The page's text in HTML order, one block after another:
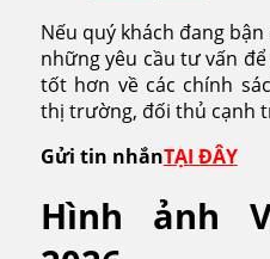
Nếu quý khách đang
những yêu cầu tư vấn
tốt hơn về các chính
thị trường, đối thủ cạnh
Gửi tin nhắnTẠI ĐÂY
Hình ảnh